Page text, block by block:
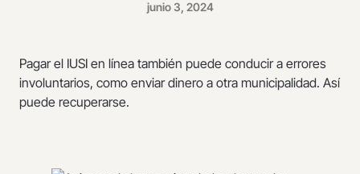
junio 3, 2024
Pagar el IUSI en línea también puede conducir a errores
involuntarios, como enviar dinero a otra municipalidad. Así
puede recuperarse.